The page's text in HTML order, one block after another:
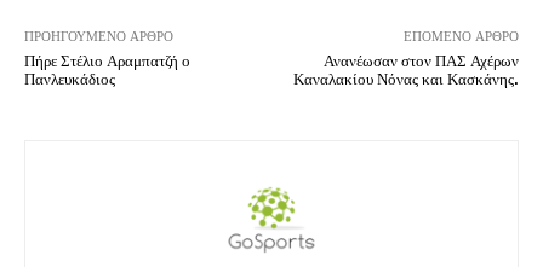
ΠΡΟΗΓΟΎΜΕΝΟ ΆΡΘΡΟ
Πήρε Στέλιο Αραμπατζή ο
Πανλευκάδιος
ΕΠΌΜΕΝΟ ΆΡΘΡΟ
Ανανέωσαν στον ΠΑΣ Αχέρων
Καναλακίου Νόνας και Κασκάνης.